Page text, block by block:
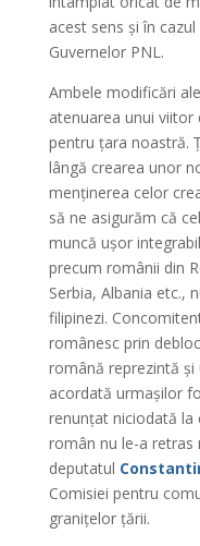
acest sens și în
Guvernelor PNL.
Ambele modificări
atenuarea unui
pentru țara noastră.
lângă crearea unor
menținerea celor
să ne asigurăm că
muncă ușor
precum românii din
Serbia, Albania etc.,
filipinezi.
românesc prin
română reprezintă
acordată urmașilor
renunțat niciodată la
român nu le-a retras
deputatul
Comisiei pentru
granițelor țării.